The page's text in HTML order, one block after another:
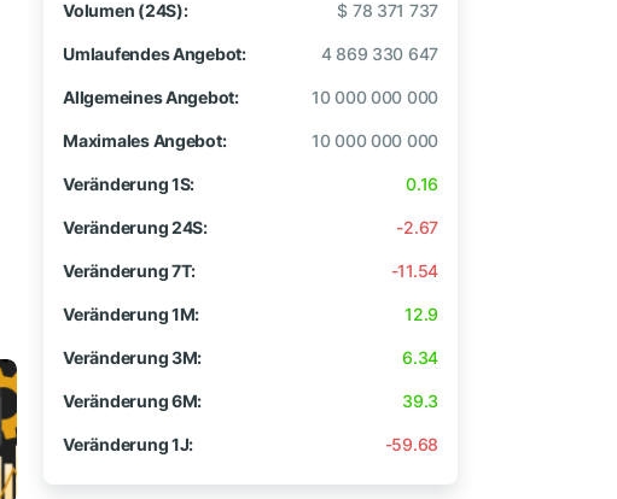
Volumen (24S): $ 78 371 737
Umlaufendes Angebot: 4 869 330 647
Allgemeines Angebot: 10 000 000 000
Maximales Angebot: 10 000 000 000
Veränderung 1S: 0.16
Veränderung 24S: -2.67
Veränderung 7T: -11.54
Veränderung 1M: 12.9
Veränderung 3M: 6.34
Veränderung 6M: 39.3
Veränderung 1J: -59.68